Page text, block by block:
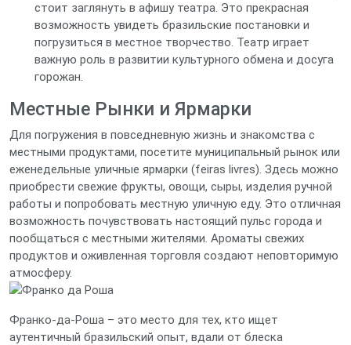
стоит заглянуть в афишу театра. Это прекрасная
возможность увидеть бразильские постановки и
погрузиться в местное творчество. Театр играет
важную роль в развитии культурного обмена и досуга
горожан.
Местные Рынки и Ярмарки
Для погружения в повседневную жизнь и знакомства с
местными продуктами, посетите муниципальный рынок или
еженедельные уличные ярмарки (feiras livres). Здесь можно
приобрести свежие фрукты, овощи, сыры, изделия ручной
работы и попробовать местную уличную еду. Это отличная
возможность почувствовать настоящий пульс города и
пообщаться с местными жителями. Ароматы свежих
продуктов и оживленная торговля создают неповторимую
атмосферу.
Франко-да-Роша – это место для тех, кто ищет
аутентичный бразильский опыт, вдали от блеска